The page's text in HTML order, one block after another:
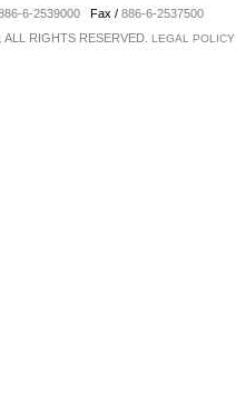
6-2539000 Fax / 886-6-2537500
RIGHTS RESERVED.
LEGAL POLICY